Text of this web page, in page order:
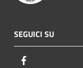
SEGUICI SU